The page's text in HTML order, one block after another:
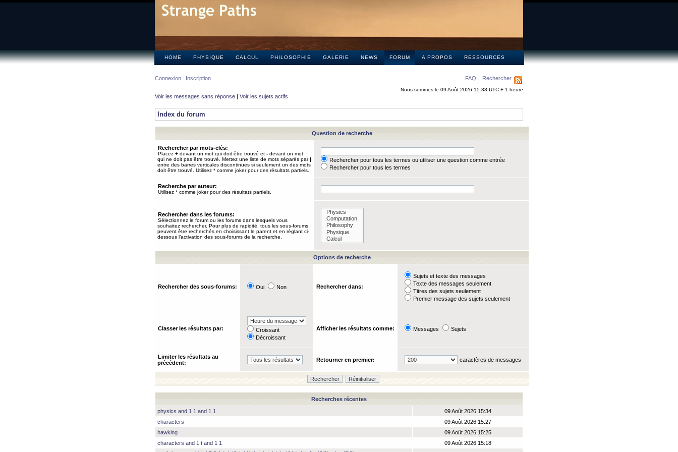
HOME PHYSIQUE CALCUL PHILOSOPHIE GALERIE NEWS FORUM A PROPOS RESSOURCES
FAQ Rechercher
Connexion Inscription
Nous sommes le 09 Août 2026 15:38 UTC + 1 heure
Voir les messages sans réponse | Voir les sujets actifs
Index du forum
Question de recherche
Rechercher par mots-clés:
Placez + devant un mot qui doit être trouvé et - devant un mot
qui ne doit pas être trouvé. Mettez une liste de mots séparés par|
entre des barres verticales discontinues si seulement un des mots
doit être trouvé. Utilisez * comme joker pour des résultats partiels.
Rechercher pour tous les termes ou utiliser une question comme entrée
Rechercher pour tous les termes
Recherche par auteur:
Utilisez * comme joker pour des résultats partiels.
Rechercher dans les forums:
Sélectionnez le forum ou les forums dans lesquels vous
souhaitez rechercher. Pour plus de rapidité, tous les sous-forums
peuvent être recherchés en choisissant le parent et en réglant ci-
dessous l’activation des sous-forums de la recherche.
Options de recherche
Rechercher des sous-forums: Oui Non Rechercher dans:
Sujets et texte des messages
Texte des messages seulement
Titres des sujets seulement
Premier message des sujets seulement
Classer les résultats par:
Croissant
Décroissant
Afficher les résultats comme: Messages Sujets
Limiter les résultats au
précédent:
Retourner en premier: caractères de messages
Recherches récentes
physics and 1 1 and 1 1
09 Août 2026 15:34
characters
09 Août 2026 15:27
hawking
09 Août 2026 15:25
characters and 1 t and 1 1
09 Août 2026 15:18